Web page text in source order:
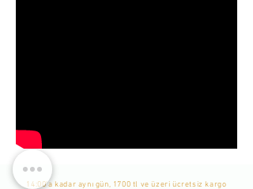
14:00'a kadar aynı gün, 1700 tl ve üzeri ücretsiz kargo